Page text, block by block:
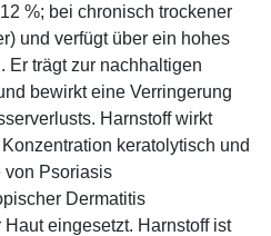
%; bei chronisch trockener
und verfügt über ein hohes
Er trägt zur nachhaltigen
bewirkt eine Verringerung
Harnstoff wirkt
keratolytisch und
von Psoriasis
Dermatitis
eingesetzt. Harnstoff ist